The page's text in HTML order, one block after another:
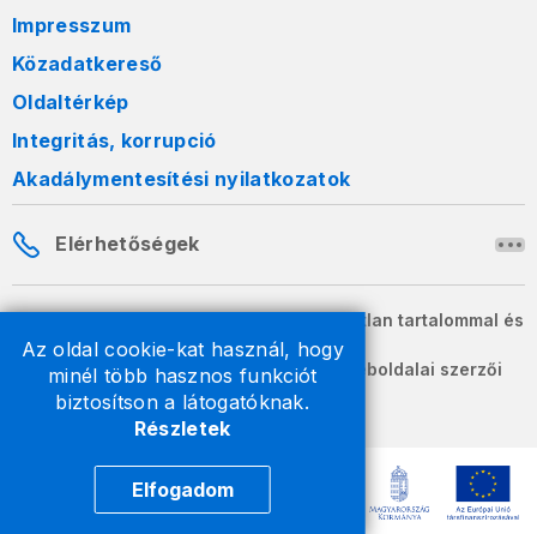
Az oldal cookie-kat használ, hogy
minél több hasznos funkciót
biztosítson a látogatóknak.
Részletek
Elfogadom
Impresszum
Közadatkereső
Oldaltérkép
Integritás, korrupció
Akadálymentesítési nyilatkozatok
Elérhetőségek
A honlapon szereplő információk változatlan tartalommal és
formában szabadon terjeszthetők.
2026 © A Nemzeti Adó- és Vámhivatal weboldalai szerzői
jogvédelem alatt állnak.